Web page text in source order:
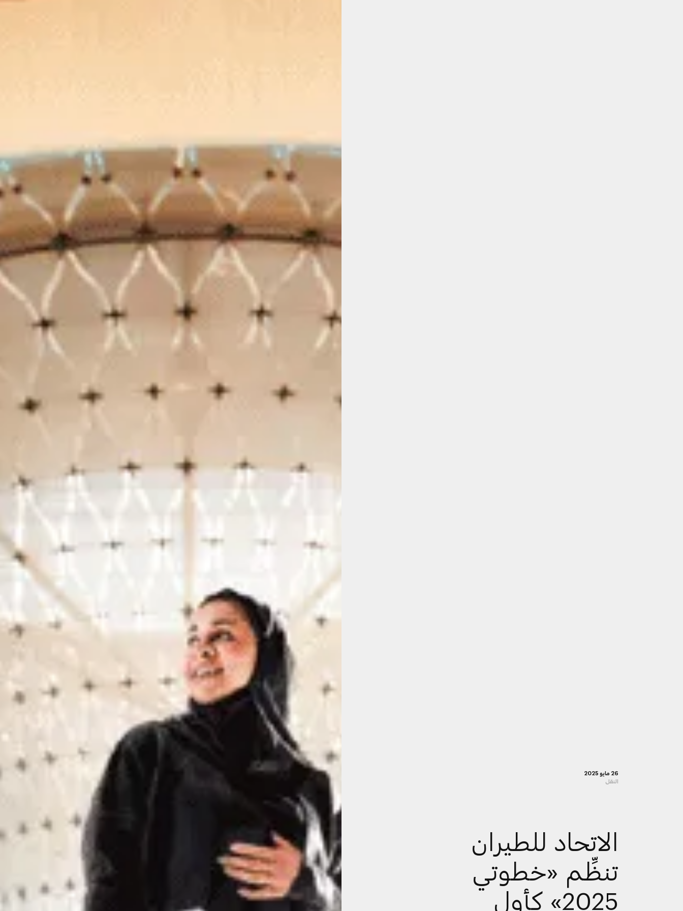
26 مايو 2025
النقل
الاتحاد للطيران
تنظِّم «خطوتي
2025» كأول